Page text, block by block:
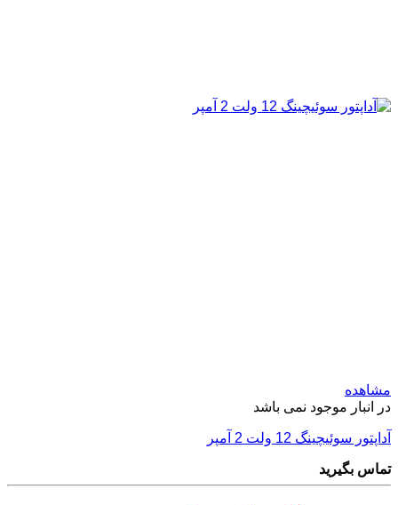
مشاهده
در انبار موجود نمی باشد
آداپتور سوئیچینگ 12 ولت 2 آمپر
تماس بگیرید